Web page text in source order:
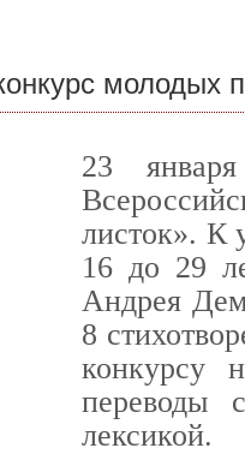
молодых
23
листок». К
16 до 29
Андрея
8
конкурсу
переводы
лексикой.